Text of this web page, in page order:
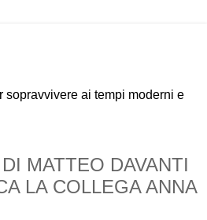
sopravvivere ai tempi moderni e
MATTEO DAVANTI
LA COLLEGA ANNA